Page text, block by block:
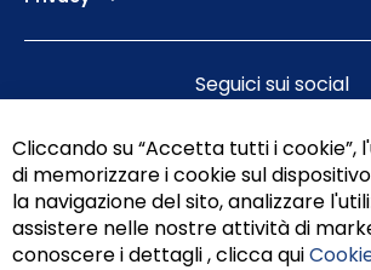
Seguici sui social
Cliccando su “Accetta tutti i
di memorizzare i cookie sul
la navigazione del sito, analizzare
assistere nelle nostre attività di
conoscere i dettagli , clicca qui